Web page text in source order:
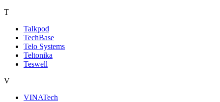
T
Talkpod
TechBase
Telo Systems
Teltonika
Teswell
V
VINATech